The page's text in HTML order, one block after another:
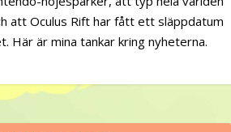
att Oculus Rift har fått ett släppdatum
Här är mina tankar kring nyheterna.